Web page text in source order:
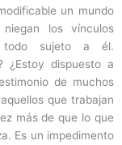
un mundo
los vínculos
todo sujeto a él.
¿Estoy dispuesto a
de muchos
que trabajan
más de que lo que
Es un impedimento